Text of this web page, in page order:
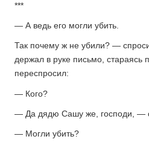
***
— А ведь его могли убить.
Так почему ж не убили? —
держал в руке письмо,
переспросил:
— Кого?
— Да дядю Сашу же, господи, —
— Могли убить?